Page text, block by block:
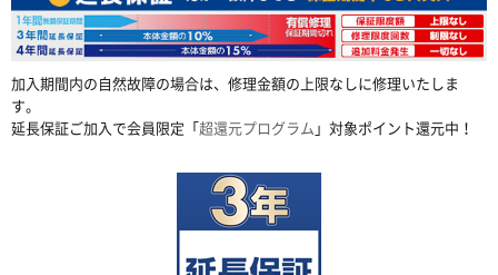
加入期間内の自然故障の場合は、修理金額の上限なしに修理いたしま
す。
延長保証ご加入で会員限定「超還元プログラム 」対象ポイント還元中！